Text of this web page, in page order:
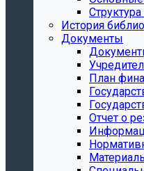
История
Документы
План
Отчет о